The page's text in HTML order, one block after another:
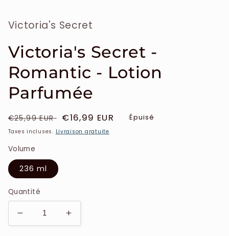
dans
une
modale
Victoria's Secret
Victoria's Secret -
Romantic - Lotion
Parfumée
Prix
habituel
€25,99 EUR
Prix
soldé
€16,99 EUR Épuisé
Taxes incluses. Livraison gratuite
Volume
236 ml
Quantité
Réduire
la
Augmenter
la